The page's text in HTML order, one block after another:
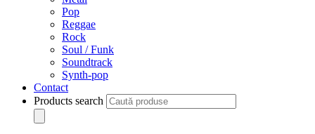
Pop
Reggae
Rock
Soul / Funk
Soundtrack
Synth-pop
Contact
Products search